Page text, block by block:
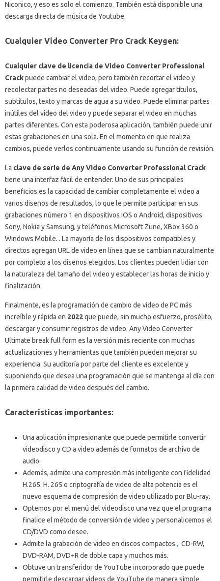
Niconico, y eso es solo el comienzo. También está disponible una
descarga directa de música de Youtube.
Cualquier Video Converter Pro Crack Keygen:
Cualquier clave de licencia de Video Converter Professional
Crackpuede cambiar el video, pero también recortar el video y
recolectar partes no deseadas del video. Puede agregar títulos,
subtítulos, texto y marcas de agua a su video. Puede eliminar partes
inútiles del video del video y puede separar el video en muchas
partes diferentes. Con esta poderosa aplicación, también puede unir
estas grabaciones en una sola. En el momento en que realiza
cambios, puede verlos continuamente usando su función de revisión.
La clave de serie de Any Video Converter Professional Crack
tiene una interfaz fácil de entender. Uno de sus principales
beneficios es la capacidad de cambiar completamente el video a
varios diseños de resultados, lo que le permite participar en sus
grabaciones número 1 en dispositivos iOS o Android, dispositivos
Sony, Nokia y Samsung, y teléfonos Microsoft Zune, XBox 360 o
Windows Mobile. . La mayoría de los dispositivos compatibles y
directos agregan URL de video en línea que se cambian naturalmente
por completo a los diseños elegidos. Los clientes pueden lidiar con
la naturaleza del tamaño del video y establecer las horas de inicio y
finalización.
Finalmente, es la programación de cambio de video de PC más
increíble y rápida en 2022que puede, sin mucho esfuerzo, prosélito,
descargar y consumir registros de video. Any Video Converter
Ultimate break full form es la versión más reciente con muchas
actualizaciones y herramientas que también pueden mejorar su
experiencia. Su auditoría por parte del cliente es excelente y
suponiendo que desea una programación que se mantenga al día con
la primera calidad de video después del cambio.
Características importantes:
Una aplicación impresionante que puede permitirle convertir
videodisco y CD a video además de formatos de archivo de
audio.
Además, admite una compresión más inteligente con fidelidad
H.265. H. 265 o criptografía de video de alta potencia es el
nuevo esquema de compresión de video utilizado por Blu-ray.
Optemos por el menú del videodisco una vez que el programa
finalice el método de conversión de video y personalicemos el
CD/DVD como desee.
Admite la grabación de video en discos compactos , CD-RW,
DVD-RAM, DVD+R de doble capa y muchos más.
Obtuve un transferidor de YouTube incorporado que puede
permitirle descargar videos de YouTube de manera simple.